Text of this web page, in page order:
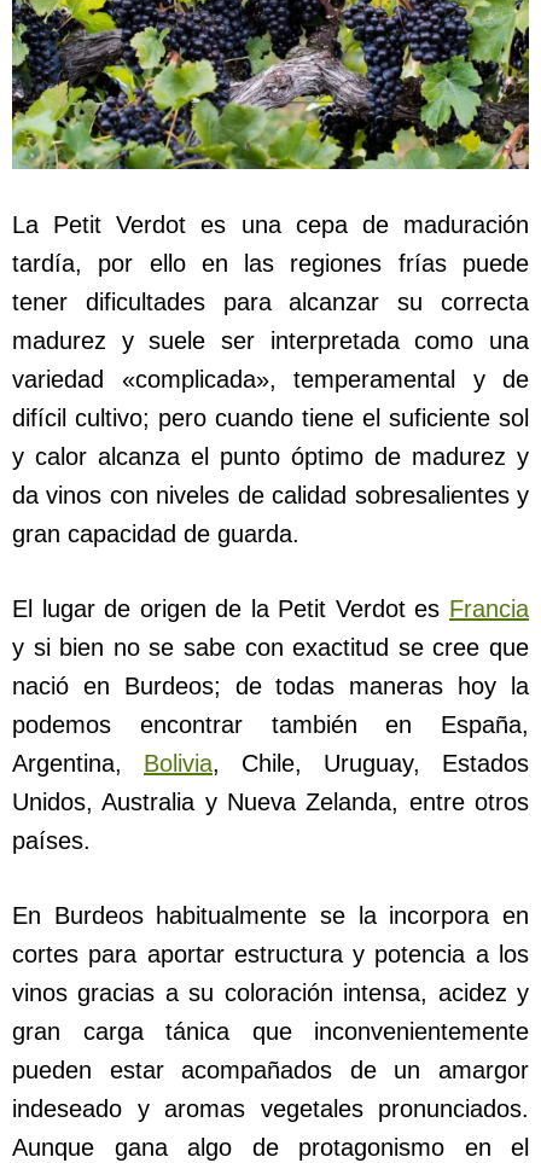
La Petit Verdot es una cepa de maduración
tardía, por ello en las regiones frías puede
tener dificultades para alcanzar su correcta
madurez y suele ser interpretada como una
variedad «complicada», temperamental y de
difícil cultivo; pero cuando tiene el suficiente sol
y calor alcanza el punto óptimo de madurez y
da vinos con niveles de calidad sobresalientes y
gran capacidad de guarda.
El lugar de origen de la Petit Verdot es Francia
y si bien no se sabe con exactitud se cree que
nació en Burdeos; de todas maneras hoy la
podemos encontrar también en España,
Argentina, Bolivia, Chile, Uruguay, Estados
Unidos, Australia y Nueva Zelanda, entre otros
países.
En Burdeos habitualmente se la incorpora en
cortes para aportar estructura y potencia a los
vinos gracias a su coloración intensa, acidez y
gran carga tánica que inconvenientemente
pueden estar acompañados de un amargor
indeseado y aromas vegetales pronunciados.
Aunque gana algo de protagonismo en el